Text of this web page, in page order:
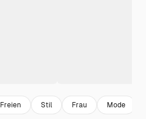
Stil Frau Mode